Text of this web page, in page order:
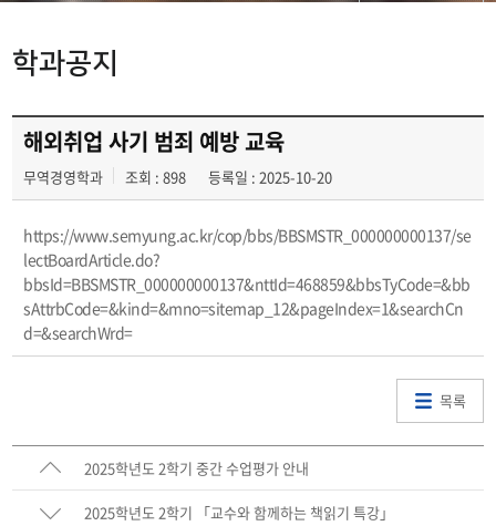
학과공지
해외취업 사기 범죄 예방 교육
무역경영학과 조회 : 898 등록일 : 2025-10-20
https://www.semyung.ac.kr/cop/bbs/BBSMSTR_000000000137/se
lectBoardArticle.do?
bbsId=BBSMSTR_000000000137&nttId=468859&bbsTyCode=&bb
sAttrbCode=&kind=&mno=sitemap_12&pageIndex=1&searchCn
d=&searchWrd=
목록
2025학년도 2학기 중간 수업평가 안내
2025학년도 2학기 「교수와 함께하는 책읽기 특강」